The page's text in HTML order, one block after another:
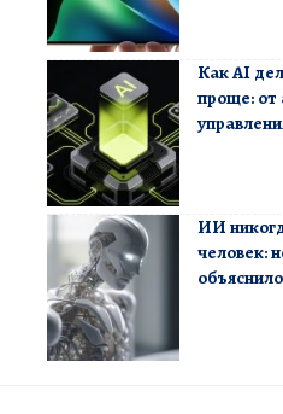
Как AI
проще: от
ИИ
человек: